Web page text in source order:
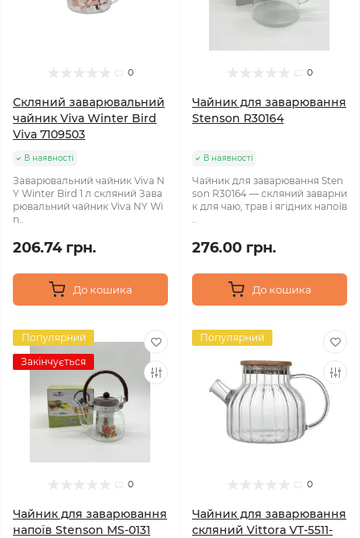
0
Скляний заварювальний
чайник Viva Winter Bird
Viva 7109503
В наявності
Заварювальний чайник Viva N
Y Winter Bird 1 л скляний Зава
рювальний чайник Viva NY Wi
n..
206.74 грн.
До кошика
0
Чайник для заварювання
Stenson R30164
В наявності
Чайник для заварювання Sten
son R30164 — скляний заварни
к для чаю, трав і ягідних напоїв
..
276.00 грн.
До кошика
Популярний
Закінчується
0
Чайник для заварювання
напоїв Stenson MS-0131
Популярний
0
Чайник для заварювання
скляний Vittora VT-5511-